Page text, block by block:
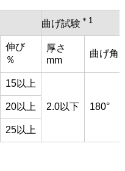
曲げ試験 ＊1
伸び
％
厚さ
mm
曲げ角
15以上
2.0以下 180°
20以上
25以上